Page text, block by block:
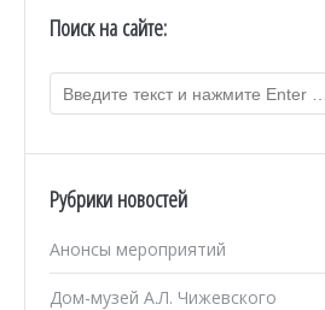
Поиск на сайте:
Рубрики новостей
Анонсы мероприятий
Дом-музей А.Л. Чижевского